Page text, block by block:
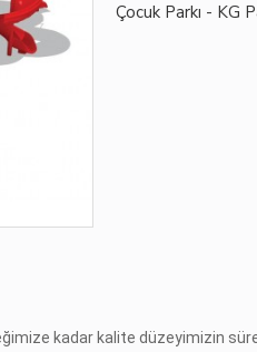
Çocuk Parkı - KG
kadar kalite düzeyimizin